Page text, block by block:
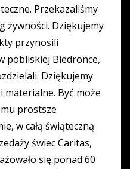
Przekazaliśmy
żywności. Dziękujemy
przynosili
pobliskiej Biedronce,
Dziękujemy
materialne. Być może
prostsze
w całą świąteczną
świec Caritas,
się ponad 60